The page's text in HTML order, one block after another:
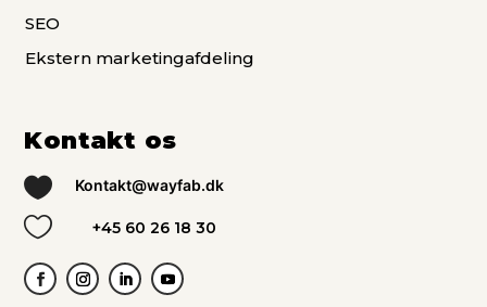
SEO
Ekstern marketingafdeling
Kontakt os
 Kontakt@wayfab.dk
 +45 60 26 18 30